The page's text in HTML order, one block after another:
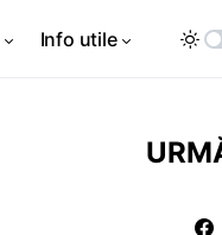
Info utile